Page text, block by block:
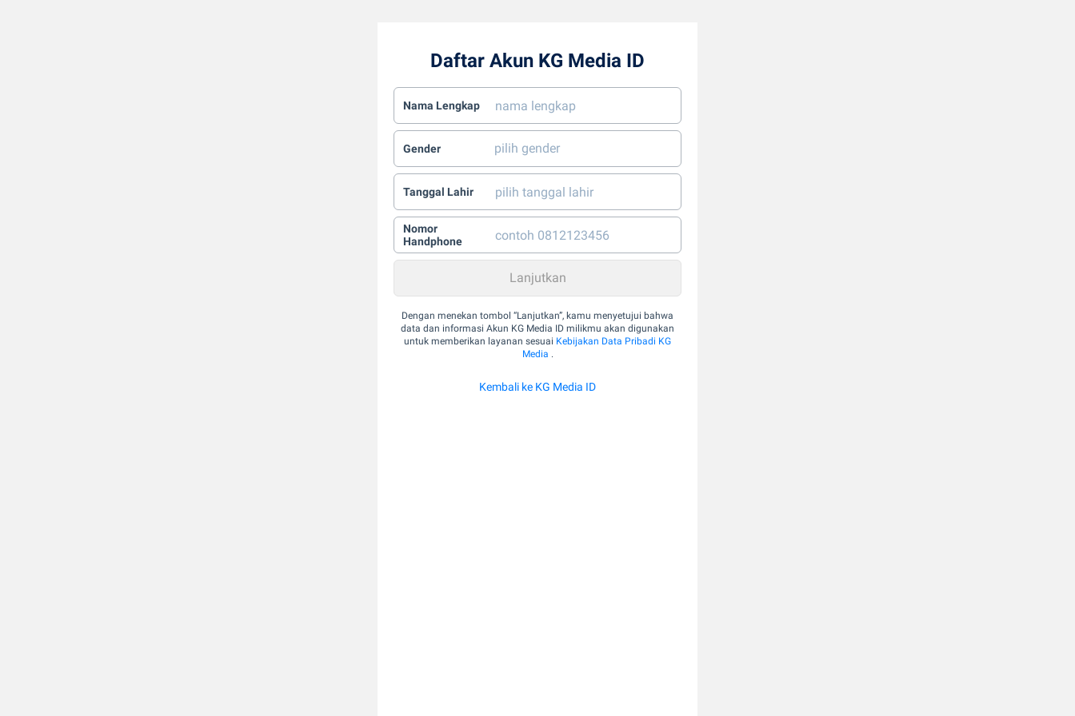
Daftar Akun KG Media ID
Nama Lengkap
Gender
Tanggal Lahir
Nomor
Handphone
Dengan menekan tombol “Lanjutkan”, kamu menyetujui bahwa
data dan informasi Akun KG Media ID milikmu akan digunakan
untuk memberikan layanan sesuai Kebijakan Data Pribadi KG
Media .
Kembali ke KG Media ID